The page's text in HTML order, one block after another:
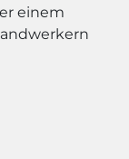
einem